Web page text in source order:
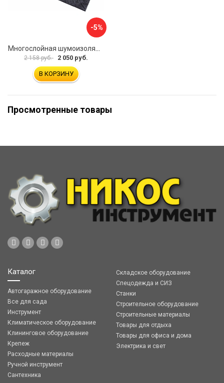
-5%
2 158 руб. 2 050 руб.
В КОРЗИНУ
Просмотренные товары
Каталог
Автогаражное оборудование
Все для сада
Инструмент
Климатическое оборудование
Клининговое оборудование
Крепеж
Расходные материалы
Ручной инструмент
Сантехника
Складское оборудование
Спецодежда и СИЗ
Станки
Строительное оборудование
Строительные материалы
Товары для отдыха
Товары для офиса и дома
Электрика и свет